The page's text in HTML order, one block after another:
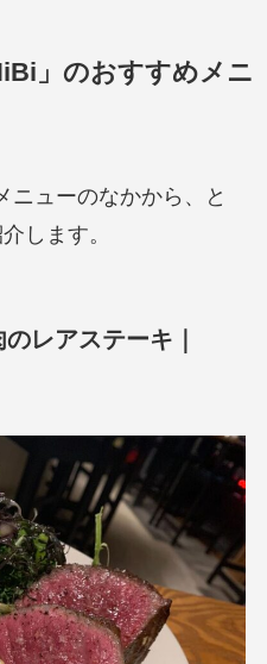
」のおすすめメニ
ニューのなかから、と
します。
レアステーキ｜